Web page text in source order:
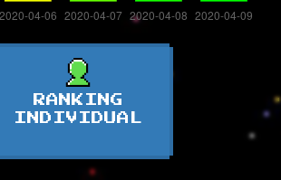
RANKING
INDIVIDUAL